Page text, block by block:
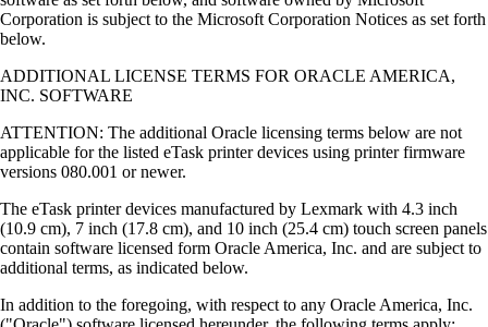
Corporation is subject to the Microsoft Corporation Notices as set forth
below.
ADDITIONAL LICENSE TERMS FOR ORACLE AMERICA,
INC. SOFTWARE
ATTENTION: The additional Oracle licensing terms below are not
applicable for the listed eTask printer devices using printer firmware
versions 080.001 or newer.
The eTask printer devices manufactured by Lexmark with 4.3 inch
(10.9 cm), 7 inch (17.8 cm), and 10 inch (25.4 cm) touch screen panels
contain software licensed form Oracle America, Inc. and are subject to
additional terms, as indicated below.
In addition to the foregoing, with respect to any Oracle America, Inc.